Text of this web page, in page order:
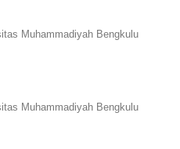
Muhammadiyah Bengkulu
Muhammadiyah Bengkulu